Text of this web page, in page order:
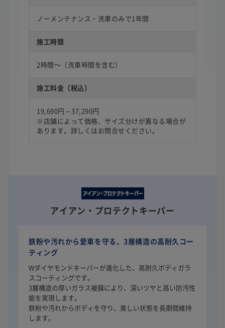
ノーメンテナンス・洗車のみで1年間
施工時間
2時間〜（洗車時間を含む）
施工料金（税込）
19,690円～37,290円
※店舗によって価格、サイズ分けが異なる場合が
あります。詳しくはお問合せください。
アイアン・プロテクトキーパー
鉄粉や汚れから愛車を守る、3層構造の高耐久コー
ティング
Wダイヤモンドキーパーが進化した、高耐久ボディガラ
スコーティングです。
3層構造の厚いガラス被膜により、深いツヤと高い防汚性
能を実現します。
鉄粉や汚れからボディを守り、美しい状態を長期間維持
します。